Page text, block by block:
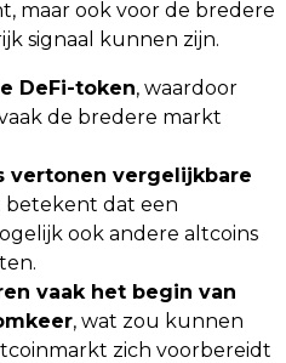
maar ook voor de bredere
signaal kunnen zijn.
DeFi-token, waardoor
de bredere markt
vertonen vergelijkbare
betekent dat een
ook andere altcoins
vaak het begin van
, wat zou kunnen
zich voorbereidt